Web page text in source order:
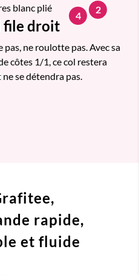
file droit
pas, ne roulotte pas. Avec sa
côtes 1/1, ce col restera
se détendra pas.
2
4
rapide,
et fluide